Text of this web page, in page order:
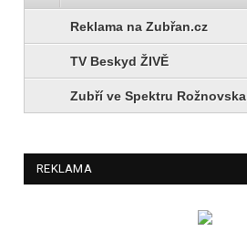
Reklama na Zubřan.cz
TV Beskyd ŽIVĚ
Zubří ve Spektru Rožnovska
REKLAMA